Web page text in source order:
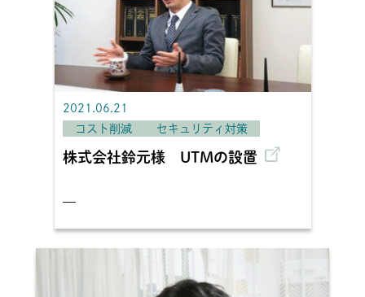
2021.06.21
コスト削減
セキュリティ対策
株式会社鈴元様 UTMの設置
—